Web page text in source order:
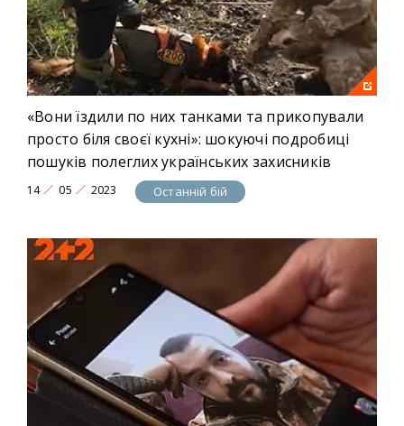
«Вони їздили по них танками та прикопували
просто біля своєї кухні»: шокуючі подробиці
пошуків полеглих українських захисників
14 05 2023 Останній бій